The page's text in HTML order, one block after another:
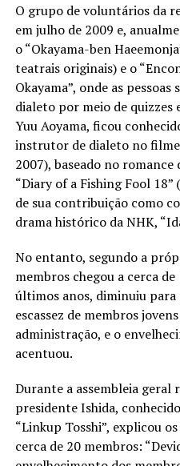
O grupo de voluntários da
em julho de 2009 e,
o “Okayama-ben
teatrais originais) e o
Okayama”, onde as
dialeto por meio de quizzes
Yuu Aoyama, ficou
instrutor de dialeto no
2007), baseado no
“Diary of a Fishing Fool
de sua contribuição como
drama histórico da NHK,
No entanto, segundo a
membros chegou a cerca
últimos anos, diminuiu para
escassez de membros
administração, e o
acentuou.
Durante a assembleia geral
presidente Ishida,
“Linkup Tosshi”, explicou
cerca de 20 membros: